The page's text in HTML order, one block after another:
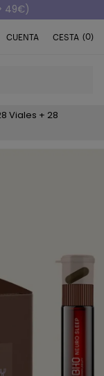
49€)
CUENTA CESTA (0)
Viales + 28